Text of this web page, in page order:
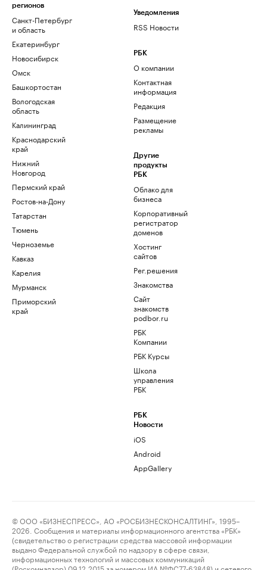
регионов
Санкт-Петербург
и область
Екатеринбург
Новосибирск
Омск
Башкортостан
Вологодская
область
Калининград
Краснодарский
край
Нижний
Новгород
Пермский край
Ростов-на-Дону
Татарстан
Тюмень
Черноземье
Кавказ
Карелия
Мурманск
Приморский
край
Уведомления
RSS Новости
РБК
О компании
Контактная
информация
Редакция
Размещение
рекламы
Другие
продукты
РБК
Облако для
бизнеса
Корпоративный
регистратор
доменов
Хостинг
сайтов
Рег.решения
Знакомства
Сайт
знакомств
podbor.ru
РБК
Компании
РБК Курсы
Школа
управления
РБК
РБК
Новости
iOS
Android
AppGallery
© ООО «БИЗНЕСПРЕСС», АО «РОСБИЗНЕСКОНСАЛТИНГ», 1995–
2026. Сообщения и материалы информационного агентства «РБК»
(свидетельство о регистрации средства массовой информации
выдано Федеральной службой по надзору в сфере связи,
информационных технологий и массовых коммуникаций